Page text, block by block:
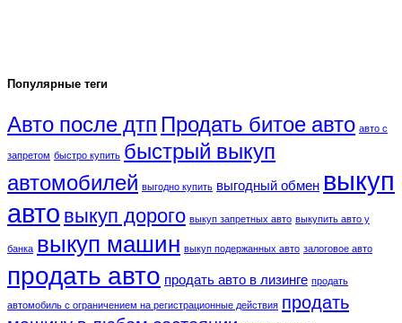
Популярные теги
Авто после дтп Продать битое авто авто с
запретом быстро купить быстрый выкуп
автомобилей выгодно купить выгодный обмен выкуп
авто выкуп дорого выкуп запретных авто выкупить авто у
банка выкуп машин выкуп подержанных авто залоговое авто
продать авто продать авто в лизинге продать
автомобиль с ограничением на регистрационные действия продать